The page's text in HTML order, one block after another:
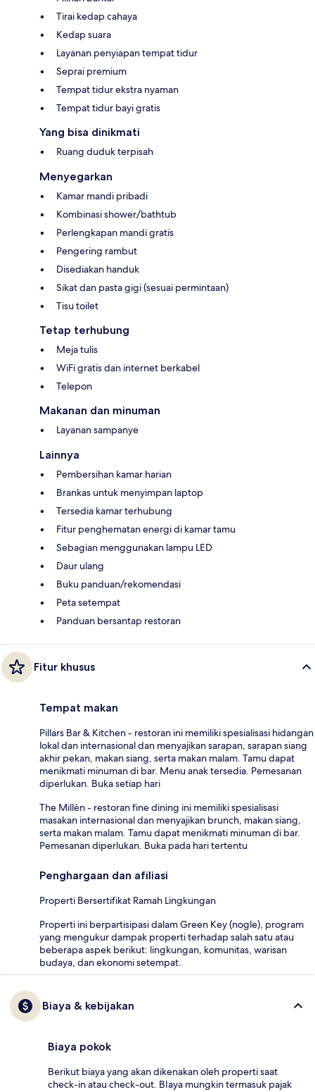
Tirai kedap cahaya
Kedap suara
Layanan penyiapan tempat tidur
Seprai premium
Tempat tidur ekstra nyaman
Tempat tidur bayi gratis
Yang bisa dinikmati
Ruang duduk terpisah
Menyegarkan
Kamar mandi pribadi
Kombinasi shower/bathtub
Perlengkapan mandi gratis
Pengering rambut
Disediakan handuk
Sikat dan pasta gigi (sesuai permintaan)
Tisu toilet
Tetap terhubung
Meja tulis
WiFi gratis dan internet berkabel
Telepon
Makanan dan minuman
Layanan sampanye
Lainnya
Pembersihan kamar harian
Brankas untuk menyimpan laptop
Tersedia kamar terhubung
Fitur penghematan energi di kamar tamu
Sebagian menggunakan lampu LED
Daur ulang
Buku panduan/rekomendasi
Peta setempat
Panduan bersantap restoran
Fitur khusus
Tempat makan
Pillars Bar & Kitchen - restoran ini memiliki spesialisasi hidangan
lokal dan internasional dan menyajikan sarapan, sarapan siang
akhir pekan, makan siang, serta makan malam. Tamu dapat
menikmati minuman di bar. Menu anak tersedia. Pemesanan
diperlukan. Buka setiap hari
The Millèn - restoran fine dining ini memiliki spesialisasi
masakan internasional dan menyajikan brunch, makan siang,
serta makan malam. Tamu dapat menikmati minuman di bar.
Pemesanan diperlukan. Buka pada hari tertentu
Penghargaan dan afiliasi
Properti Bersertifikat Ramah Lingkungan
Properti ini berpartisipasi dalam Green Key (nogle), program
yang mengukur dampak properti terhadap salah satu atau
beberapa aspek berikut: lingkungan, komunitas, warisan
budaya, dan ekonomi setempat.
Biaya & kebijakan
Biaya pokok
Berikut biaya yang akan dikenakan oleh properti saat
check-in atau check-out. BIaya mungkin termasuk pajak